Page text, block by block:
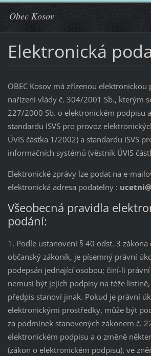
Obec Kosov
Elektronická
OBEC Kosov má zřízenou elektronickou
nařízení vlády č. 304/2001 Sb., kterým
227/2000 Sb. o elektronickém podpisu
standardu ISVS pro provoz
ÚVIS částka 1/2002) a standardu ISVS
informačních systémů (věstník ÚVIS
Elektronické zprávy lze podat na e-
elektronická adresa podatelny :
Všeobecná pravidla
podání:
1. Podle ustanovení § 40 odst. 3 zákona
občanský zákoník, je písemný právní
podepsán jednající osobou; činí-li
nemusí být jejich podpisy na téže
předpis stanoví jinak. Pokud je právní
elektronickými prostředky, může být
za podmínek stanovených zákonem č.
elektronickém podpisu a o změně
(zákon o elektronickém podpisu), ve